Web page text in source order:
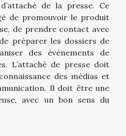
de la presse. Ce
de promouvoir le produit
de prendre contact avec
préparer les dossiers de
des évènements de
L’attaché de presse doit
des médias et
Il doit être une
avec un bon sens du